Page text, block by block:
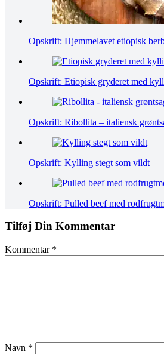
Opskrift: Hjemmelavet etiopisk
Opskrift: Etiopisk gryderet med
Opskrift: Ribollita – italiensk
Opskrift: Kylling stegt som vildt
Opskrift: Pulled beef med
Tilføj Din Kommentar
Kommentar *
Navn *